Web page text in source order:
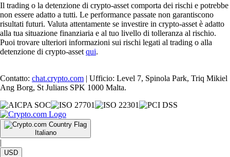
Il trading o la detenzione di crypto-asset comporta dei rischi e potrebbe
non essere adatto a tutti. Le performance passate non garantiscono
risultati futuri. Valuta attentamente se investire in crypto-asset è adatto
alla tua situazione finanziaria e al tuo livello di tolleranza al rischio.
Puoi trovare ulteriori informazioni sui rischi legati al trading o alla
detenzione di crypto-asset qui.
Contatto: chat.crypto.com | Ufficio: Level 7, Spinola Park, Triq Mikiel
Ang Borg, St Julians SPK 1000 Malta.
Italiano
|
USD